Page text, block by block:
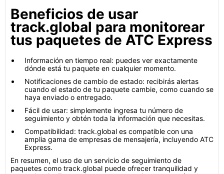
Beneficios de usar
track.global para monitorear
tus paquetes de ATC Express
Información en tiempo real: puedes ver exactamente
dónde está tu paquete en cualquier momento.
Notificaciones de cambio de estado: recibirás alertas
cuando el estado de tu paquete cambie, como cuando se
haya enviado o entregado.
Fácil de usar: simplemente ingresa tu número de
seguimiento y obtén toda la información que necesitas.
Compatibilidad: track.global es compatible con una
amplia gama de empresas de mensajería, incluyendo ATC
Express.
En resumen, el uso de un servicio de seguimiento de
paquetes como track.global puede ofrecer tranquilidad y